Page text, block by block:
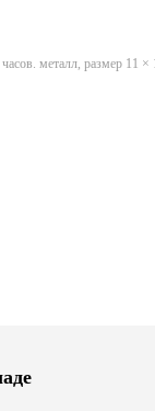
металл, размер 11 ×